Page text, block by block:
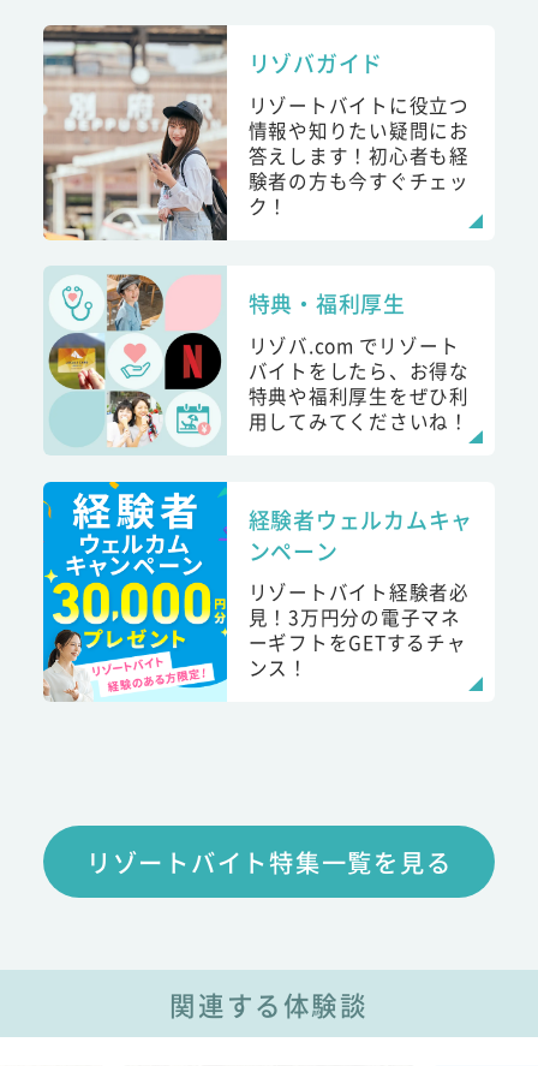
リゾバガイド
リゾートバイトに役立つ
情報や知りたい疑問にお
答えします！初心者も経
験者の方も今すぐチェッ
ク！
特典・福利厚生
リゾバ.com でリゾート
バイトをしたら、お得な
特典や福利厚生をぜひ利
用してみてくださいね！
経験者ウェルカムキャ
ンペーン
リゾートバイト経験者必
見！3万円分の電子マネ
ーギフトをGETするチャ
ンス！
リゾートバイト特集一覧を見る
関連する体験談